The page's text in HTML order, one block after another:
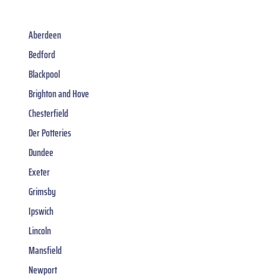
Aberdeen
Bedford
Blackpool
Brighton and Hove
Chesterfield
Der Potteries
Dundee
Exeter
Grimsby
Ipswich
Lincoln
Mansfield
Newport